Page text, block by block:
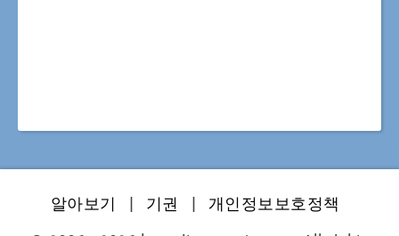
알아보기 | 기권 |
개인정보보호정책